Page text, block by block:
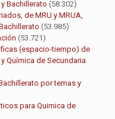
Bachillerato (58.302)
de MRU y MRUA,
(53.985)
(53.721)
(espacio-tiempo) de
Química de Secundaria
por temas y
para Quimica de